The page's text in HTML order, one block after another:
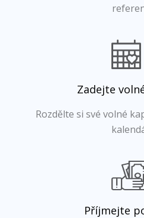
Zadejte
Rozdělte si své volné
Příjmejte